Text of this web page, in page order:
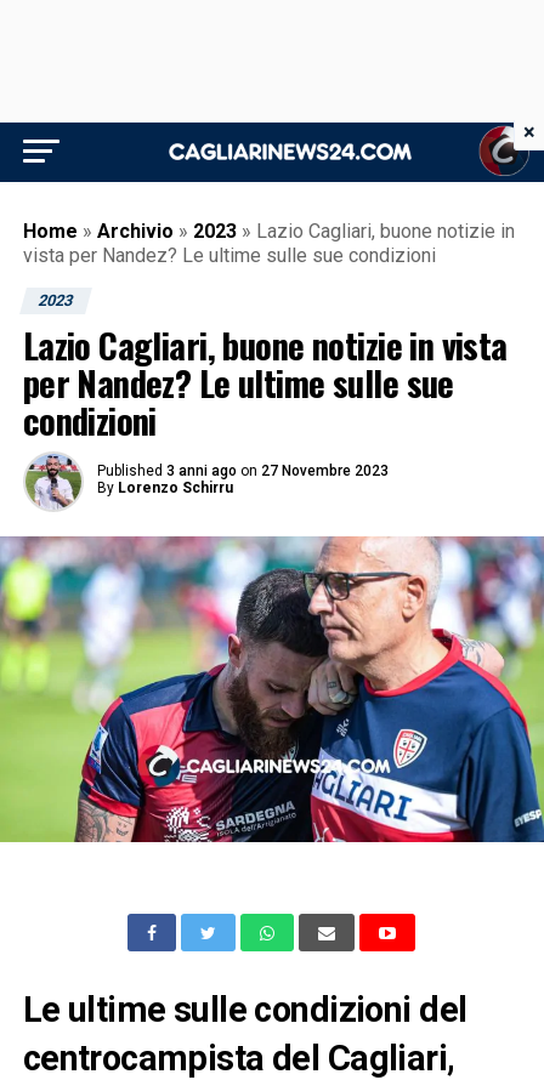
Home » Archivio » 2023 » Lazio Cagliari, buone notizie in
vista per Nandez? Le ultime sulle sue condizioni
2023
Lazio Cagliari, buone notizie in vista
per Nandez? Le ultime sulle sue
condizioni
Published 3 anni ago on 27 Novembre 2023
By Lorenzo Schirru
Le ultime sulle condizioni del
centrocampista del Cagliari,
×